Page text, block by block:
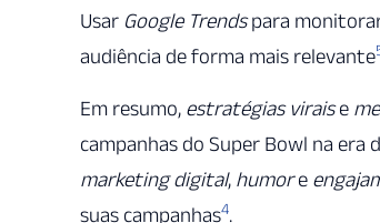
Usar Google Trendspara monitorar
audiência de forma mais relevante
Em resumo, estratégias viraise
campanhas do Super Bowl na era
marketing digital, humore
suas campanhas4.